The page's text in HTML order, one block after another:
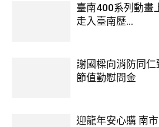
臺南400系列動畫
走入臺南歷...
謝國樑向消防同
節值勤慰問金
迎龍年安心購 南